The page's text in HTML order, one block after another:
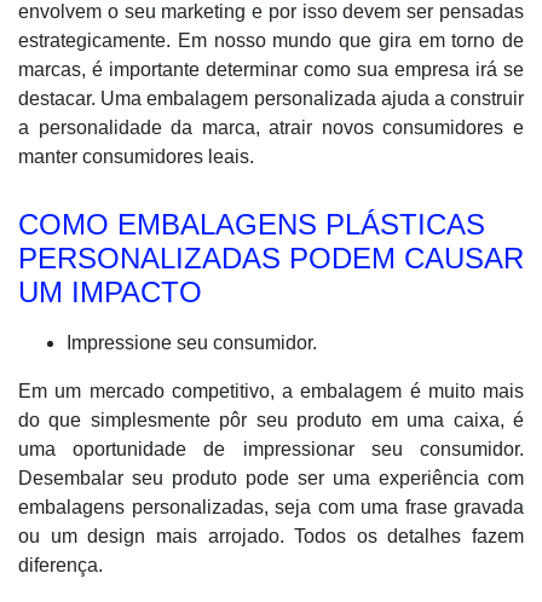
envolvem o seu marketing e por isso devem ser pensadas
estrategicamente. Em nosso mundo que gira em torno de
marcas, é importante determinar como sua empresa irá se
destacar. Uma embalagem personalizada ajuda a construir
a personalidade da marca, atrair novos consumidores e
manter consumidores leais.
COMO EMBALAGENS PLÁSTICAS
PERSONALIZADAS PODEM CAUSAR
UM IMPACTO
Impressione seu consumidor.
Em um mercado competitivo, a embalagem é muito mais
do que simplesmente pôr seu produto em uma caixa, é
uma oportunidade de impressionar seu consumidor.
Desembalar seu produto pode ser uma experiência com
embalagens personalizadas, seja com uma frase gravada
ou um design mais arrojado. Todos os detalhes fazem
diferença.